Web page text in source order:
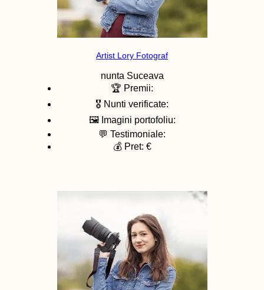
Artist Lory Fotograf
nunta Suceava
🏆 Premii:
🎖️ Nunti verificate:
🖼️ Imagini portofoliu:
💬 Testimoniale:
💰 Pret: €